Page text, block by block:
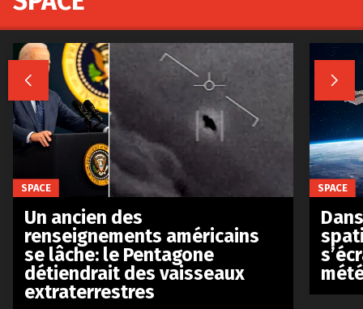
 
SPACE
Un ancien des
renseignements américains
se lâche: le Pentagone
détiendrait des vaisseaux
extraterrestres
SPACE